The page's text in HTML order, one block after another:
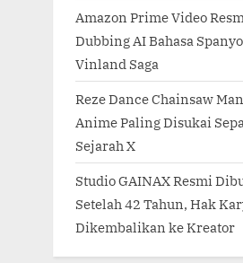
Amazon Prime Video
Dubbing AI Bahasa
Vinland Saga
Reze Dance Chainsaw
Anime Paling Disukai
Sejarah X
Studio GAINAX Resmi
Setelah 42 Tahun, Hak
Dikembalikan ke Kreator